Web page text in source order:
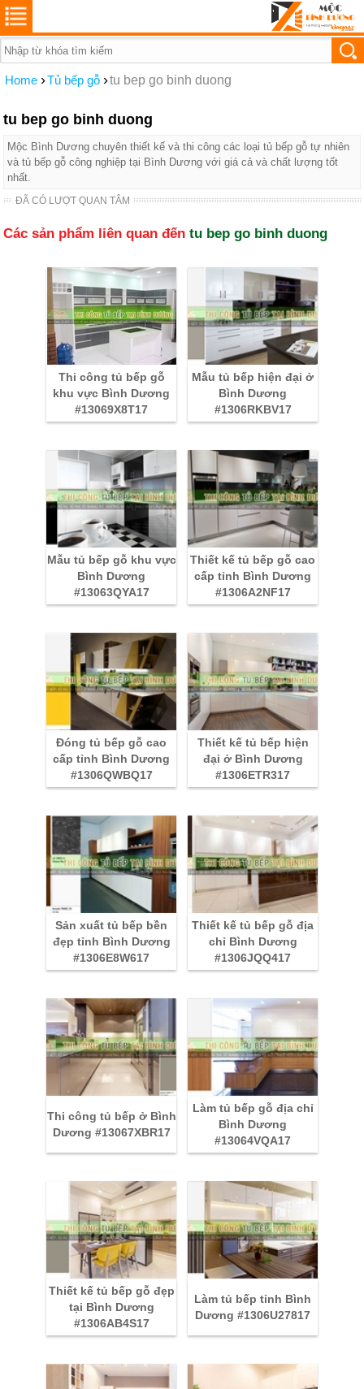
Home ›Tủ bếp gỗ ›tu bep go binh duong
tu bep go binh duong
Mộc Bình Dương chuyên thiết kế và thi công các loại tủ bếp gỗ tự nhiên
và tủ bếp gỗ công nghiệp tại Bình Dương với giá cả và chất lượng tốt
nhất.
ĐÃ CÓ LƯỢT QUAN TÂM
Các sản phẩm liên quan đếntu bep go binh duong
Thi công tủ bếp gỗ
khu vực Bình Dương
#13069X8T17
Mẫu tủ bếp hiện đại ở
Bình Dương
#1306RKBV17
Mẫu tủ bếp gỗ khu vực
Bình Dương
#13063QYA17
Thiết kế tủ bếp gỗ cao
cấp tỉnh Bình Dương
#1306A2NF17
Đóng tủ bếp gỗ cao
cấp tỉnh Bình Dương
#1306QWBQ17
Thiết kế tủ bếp hiện
đại ở Bình Dương
#1306ETR317
Sản xuất tủ bếp bền
đẹp tỉnh Bình Dương
#1306E8W617
Thiết kế tủ bếp gỗ địa
chỉ Bình Dương
#1306JQQ417
Thi công tủ bếp ở Bình
Dương #13067XBR17
Làm tủ bếp gỗ địa chỉ
Bình Dương
#13064VQA17
Thiết kế tủ bếp gỗ đẹp
tại Bình Dương
#1306AB4S17
Làm tủ bếp tỉnh Bình
Dương #1306U27817